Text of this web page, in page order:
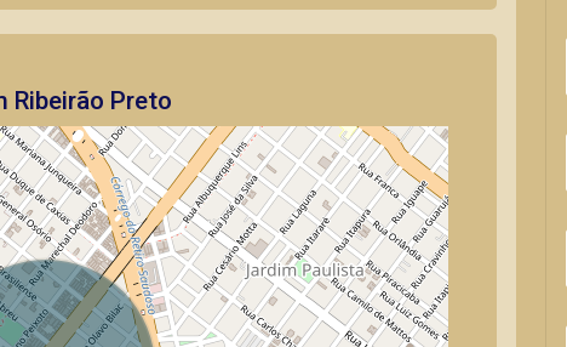
Ribeirão Preto